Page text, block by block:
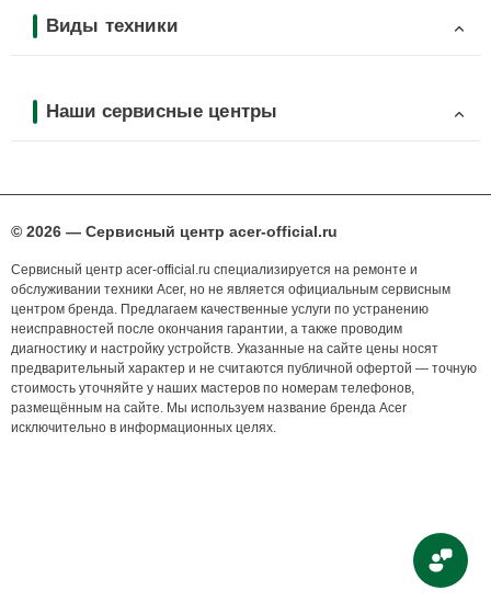
Виды техники
Наши сервисные центры
© 2026 — Сервисный центр acer-official.ru
Сервисный центр acer-official.ru специализируется на ремонте и
обслуживании техники Acer, но не является официальным сервисным
центром бренда. Предлагаем качественные услуги по устранению
неисправностей после окончания гарантии, а также проводим
диагностику и настройку устройств. Указанные на сайте цены носят
предварительный характер и не считаются публичной офертой — точную
стоимость уточняйте у наших мастеров по номерам телефонов,
размещённым на сайте. Мы используем название бренда Acer
исключительно в информационных целях.